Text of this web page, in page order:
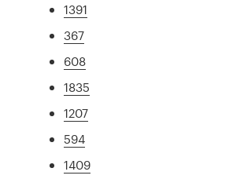
1391
367
608
1835
1207
594
1409